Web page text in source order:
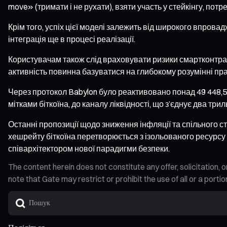
move» (тримати і не рухати), взяти участь у стейкінгу,
Крім того, успіх цієї моделі залежить від широкого
інтеграція ще в процесі реалізації.
Користувачам також слід враховувати ризики
активність повинна базуватися на глибокому розумінні
Через протокол Babylon було реактивовано понад 49
мітками біткоїна, до каналу ліквідності, що з’єднує два
Останні пропозиції щодо зниження інфляції та
хешрейту біткоїна перетворюється з ізольованого
співархітектором нової парадигми безпеки.
The content herein does not constitute any offer, solicitation,
note that Gate may restrict or prohibit the use of all or a